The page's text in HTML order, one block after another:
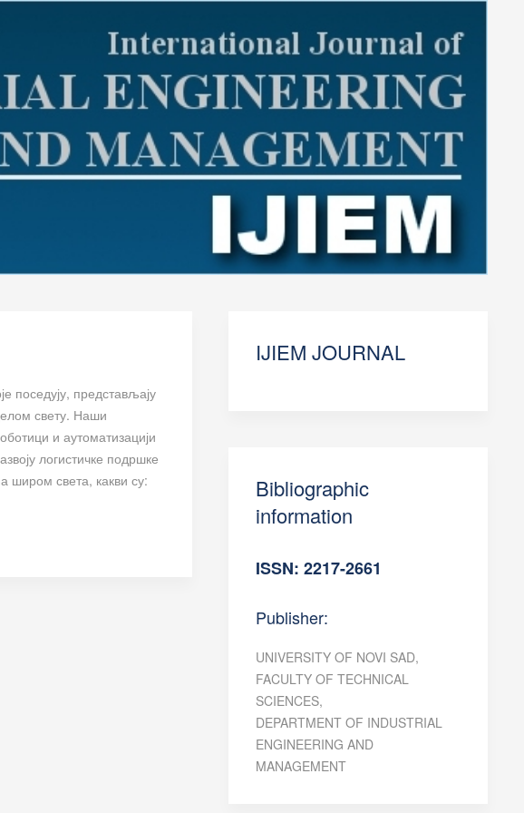
поседују, представљају
свету. Наши
и аутоматизацији
логистичке подршке
широм света, какви су:
IJIEM JOURNAL
Bibliographic
information
ISSN: 2217-2661
Publisher:
UNIVERSITY OF NOVI SAD,
FACULTY OF TECHNICAL
SCIENCES,
DEPARTMENT OF INDUSTRIAL
ENGINEERING AND
MANAGEMENT